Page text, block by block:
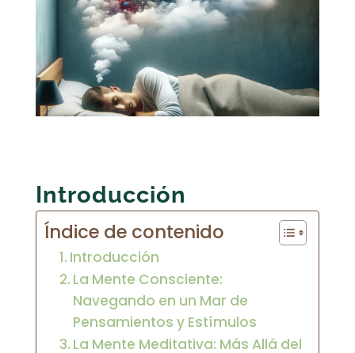
Introducción
Índice de contenido
Introducción
La Mente Consciente:
Navegando en un Mar de
Pensamientos y Estímulos
La Mente Meditativa: Más Allá del